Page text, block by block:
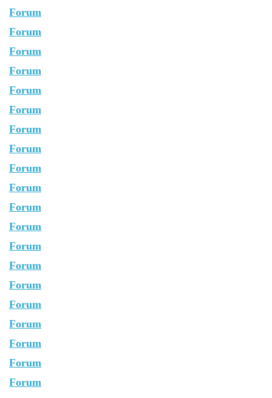
Forum
Forum
Forum
Forum
Forum
Forum
Forum
Forum
Forum
Forum
Forum
Forum
Forum
Forum
Forum
Forum
Forum
Forum
Forum
Forum